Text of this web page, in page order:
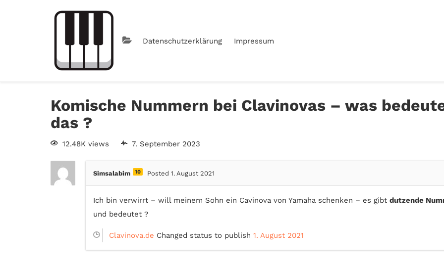
Datenschutzerklärung Impressum
Komische Nummern bei Clavinovas – was
das ?
12.48K views 7. September 2023
Simsalabim 10 Posted 1. August 2021
Ich bin verwirrt – will meinem Sohn ein Cavinova von Yamaha schenken – es gibt dutzende
und bedeutet ?
Clavinova.de Changed status to publish 1. August 2021